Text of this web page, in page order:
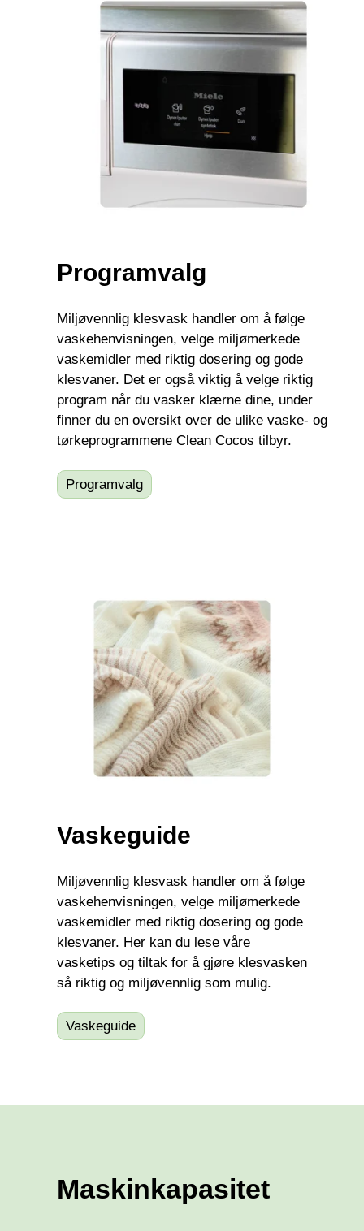
Programvalg
Miljøvennlig klesvask handler om å følge
vaskehenvisningen, velge miljømerkede
vaskemidler med riktig dosering og gode
klesvaner. Det er også viktig å velge riktig
program når du vasker klærne dine, under
finner du en oversikt over de ulike vaske- og
tørkeprogrammene Clean Cocos tilbyr.
Programvalg
Vaskeguide
Miljøvennlig klesvask handler om å følge
vaskehenvisningen, velge miljømerkede
vaskemidler med riktig dosering og gode
klesvaner. Her kan du lese våre
vasketips og tiltak for å gjøre klesvasken
så riktig og miljøvennlig som mulig.
Vaskeguide
Maskinkapasitet